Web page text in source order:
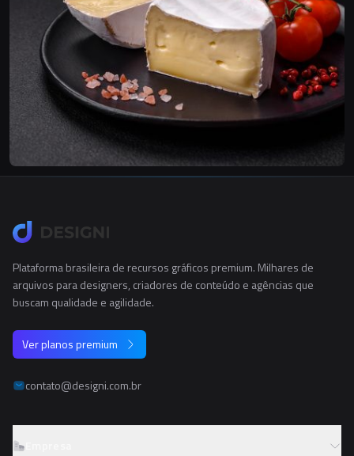
Plataforma brasileira de recursos gráficos premium. Milhares de
arquivos para designers, criadores de conteúdo e agências que
buscam qualidade e agilidade.
Ver planos premium
contato@designi.com.br